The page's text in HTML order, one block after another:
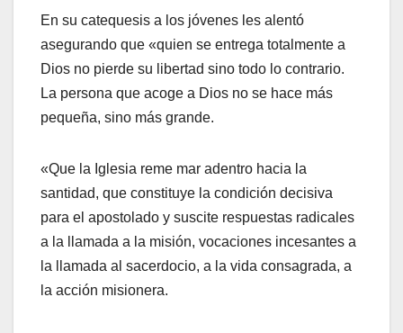
En su catequesis a los jóvenes les alentó
asegurando que «quien se entrega totalmente a
Dios no pierde su libertad sino todo lo contrario.
La persona que acoge a Dios no se hace más
pequeña, sino más grande.
«Que la Iglesia reme mar adentro hacia la
santidad, que constituye la condición decisiva
para el apostolado y suscite respuestas radicales
a la llamada a la misión, vocaciones incesantes a
la llamada al sacerdocio, a la vida consagrada, a
la acción misionera.